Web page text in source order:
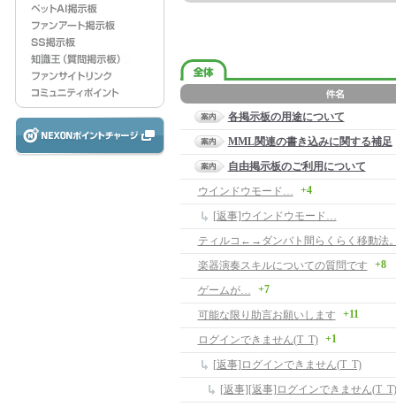
各掲示板の用途について
MML関連の書き込みに関する補足
自由掲示板のご利用について
ウインドウモード…
+4
[返事]ウインドウモード…
ティルコ←→ダンバト間らくらく移動法
楽器演奏スキルについての質問です
+8
ゲームが… +7
可能な限り助言お願いします +11
ログインできません(T_T) +1
[返事]ログインできません(T_T)
[返事][返事]ログインできません(T_T)